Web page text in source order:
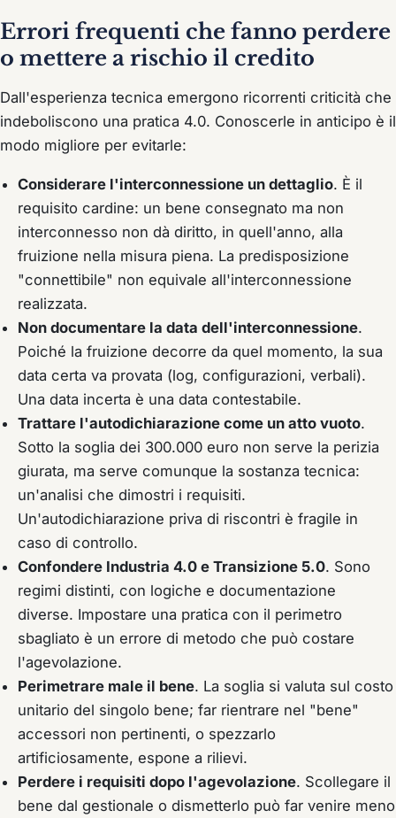
Errori frequenti che fanno perdere
o mettere a rischio il credito
Dall'esperienza tecnica emergono ricorrenti criticità che
indeboliscono una pratica 4.0. Conoscerle in anticipo è il
modo migliore per evitarle:
Considerare l'interconnessione un dettaglio. È il
requisito cardine: un bene consegnato ma non
interconnesso non dà diritto, in quell'anno, alla
fruizione nella misura piena. La predisposizione
"connettibile" non equivale all'interconnessione
realizzata.
Non documentare la data dell'interconnessione.
Poiché la fruizione decorre da quel momento, la sua
data certa va provata (log, configurazioni, verbali).
Una data incerta è una data contestabile.
Trattare l'autodichiarazione come un atto vuoto.
Sotto la soglia dei 300.000 euro non serve la perizia
giurata, ma serve comunque la sostanza tecnica:
un'analisi che dimostri i requisiti.
Un'autodichiarazione priva di riscontri è fragile in
caso di controllo.
Confondere Industria 4.0 e Transizione 5.0. Sono
regimi distinti, con logiche e documentazione
diverse. Impostare una pratica con il perimetro
sbagliato è un errore di metodo che può costare
l'agevolazione.
Perimetrare male il bene. La soglia si valuta sul costo
unitario del singolo bene; far rientrare nel "bene"
accessori non pertinenti, o spezzarlo
artificiosamente, espone a rilievi.
Perdere i requisiti dopo l'agevolazione. Scollegare il
bene dal gestionale o dismetterlo può far venire meno